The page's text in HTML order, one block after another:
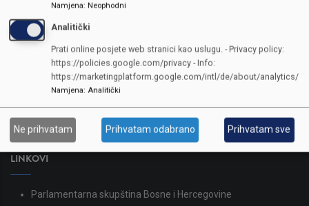
KONTAKTI
SKUPŠTINA
Adresa: Sarajevo, Reisa Džemaludina Čauševića 1
387 33 562-044
387 33 562-210
skupstina@skupstina.ks.gov.ba
LINKOVI
Parlamentarna skupština Bosne i Hercegovine
Namjena: Neophodni
Analitički
Prati online posjete web stranici kao uslugu. - Privacy policy:
https://policies.google.com/privacy - Info:
https://marketingplatform.google.com/intl/de/about/analytics/
Namjena: Analitički
Ne prihvatam Prihvatam odabrano Prihvatam sve